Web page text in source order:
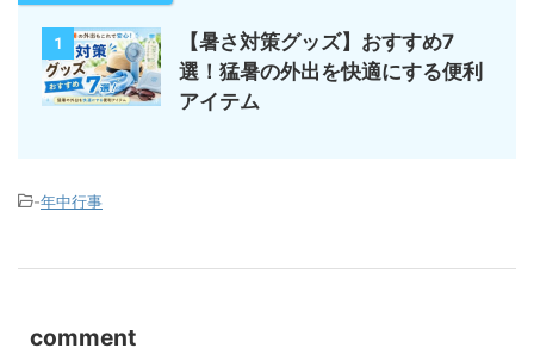
1
【暑さ対策グッズ】おすすめ7
選！猛暑の外出を快適にする便利
アイテム
-年中行事
comment